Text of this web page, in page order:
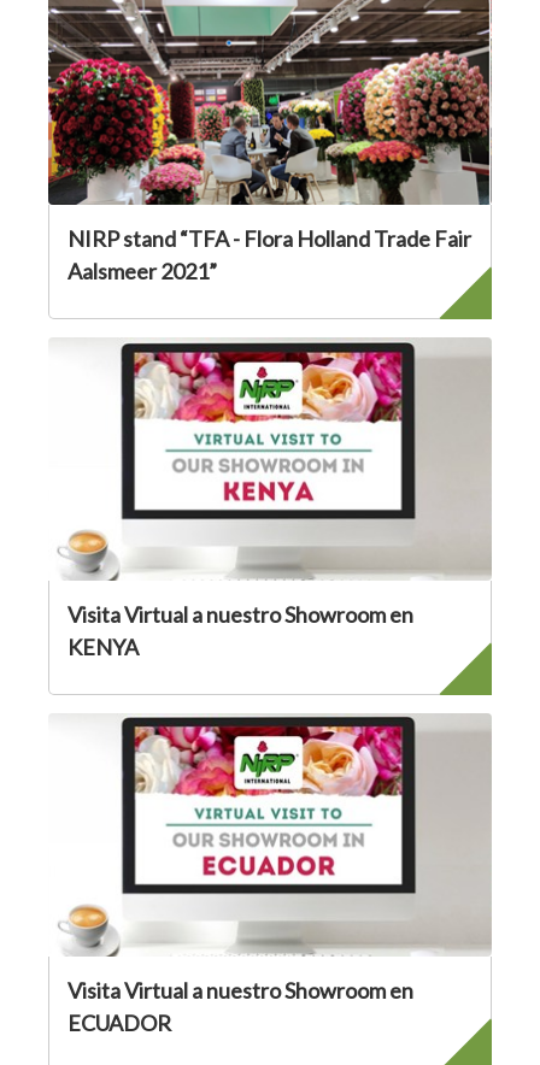
NIRP stand “TFA - Flora Holland Trade Fair
Aalsmeer 2021”
Visita Virtual a nuestro Showroom en
KENYA
Visita Virtual a nuestro Showroom en
ECUADOR